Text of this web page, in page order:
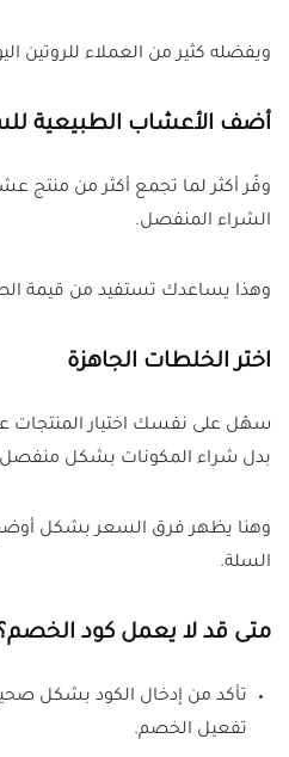
ويفضله كثير من العملاء للروتين
أضف الأعشاب الطبيعية
وفّر أكثر لما تجمع أكثر من منتج
الشراء المنفصل.
وهذا يساعدك تستفيد من قيمة
اختر الخلطات الجاهزة
سهّل على نفسك اختيار المنتجات
بدل شراء المكونات بشكل
وهنا يظهر فرق السعر بشكل
السلة.
متى قد لا يعمل كود
تأكد من إدخال الكود بشكل
تفعيل الخصم.